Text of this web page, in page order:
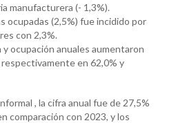
manufacturera (- 1,3%).
ocupadas (2,5%) fue incidido por
con 2,3%.
ocupación anuales aumentaron
en 62,0% y
, la cifra anual fue de 27,5%
comparación con 2023, y los